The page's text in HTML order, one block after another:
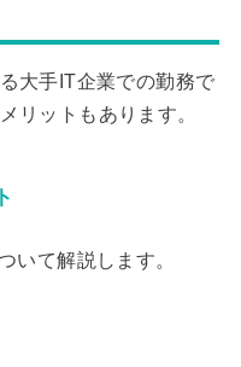
大手IT企業での勤務で
リットもあります。
いて解説します。